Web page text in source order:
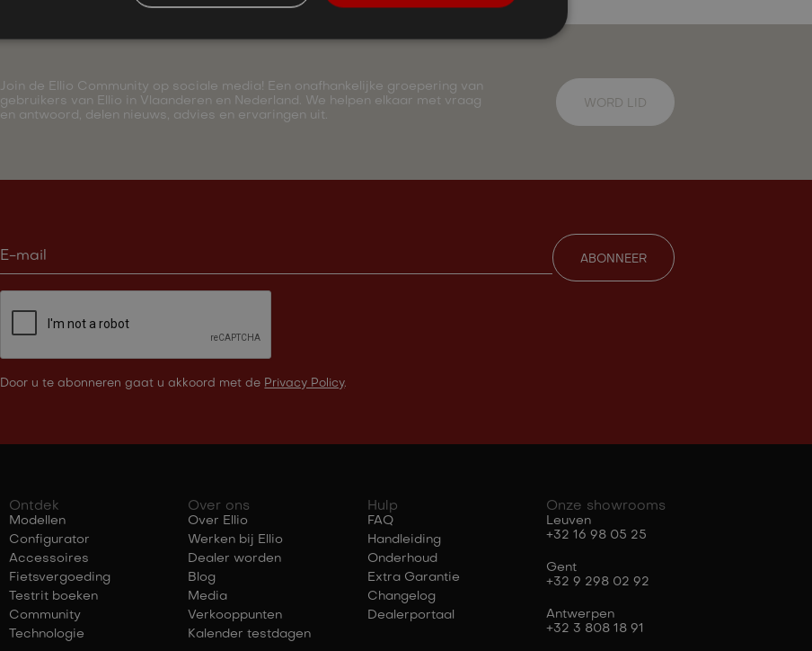
Join de Ellio Community op sociale media! Een onafhankelijke groepering van
gebruikers van Ellio in Vlaanderen en Nederland. We helpen elkaar met vraag
en antwoord, delen nieuws, advies en ervaringen uit.
WORD LID
Door u te abonneren gaat u akkoord met de Privacy Policy.
Ontdek
Modellen
Configurator
Accessoires
Fietsvergoeding
Testrit boeken
Community
Technologie
Over ons
Over Ellio
Werken bij Ellio
Dealer worden
Blog
Media
Verkooppunten
Kalender testdagen
Hulp
FAQ
Handleiding
Onderhoud
Extra Garantie
Changelog
Dealerportaal
Onze showrooms
Leuven
+32 16 98 05 25
Gent
+32 9 298 02 92
Antwerpen
+32 3 808 18 91